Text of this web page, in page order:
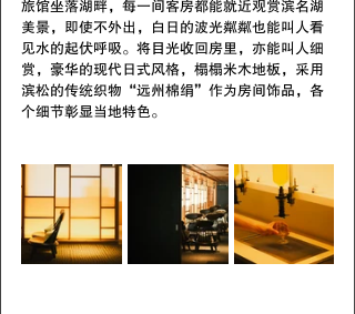
旅馆坐落湖畔，每一间客房都能就近观赏滨名湖
美景，即使不外出，白日的波光粼粼也能叫人看
见水的起伏呼吸。将目光收回房里，亦能叫人细
赏，豪华的现代日式风格，榻榻米木地板，采用
滨松的传统织物“远州棉绢”作为房间饰品，各
个细节彰显当地特色。